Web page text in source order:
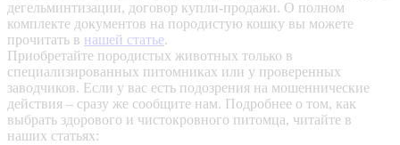
дегельминтизации, договор купли-продажи. О полном
комплекте документов на породистую кошку вы можете
прочитать в нашей статье.
Приобретайте породистых животных только в
специализированных питомниках или у проверенных
заводчиков. Если у вас есть подозрения на мошеннические
действия – сразу же сообщите нам. Подробнее о том, как
выбрать здорового и чистокровного питомца, читайте в
наших статьях: